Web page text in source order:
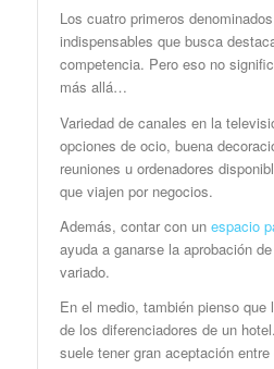
Los cuatro primeros
indispensables que busca
competencia. Pero eso no
más allá…
Variedad de canales en la
opciones de ocio, buena
reuniones u ordenadores
que viajen por negocios.
Además, contar con un espacio
ayuda a ganarse la aprobación
variado.
En el medio, también pienso que
de los diferenciadores de un
suele tener gran aceptación